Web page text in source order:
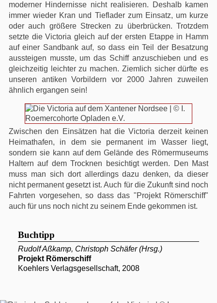
moderner Hindernisse nicht realisieren. Deshalb kamen
immer wieder Kran und Tieflader zum Einsatz, um kurze
oder auch größere Strecken zu überbrücken. Trotzdem
setzte die Victoria gleich auf der ersten Etappe in Hamm
auf einer Sandbank auf, so dass ein Teil der Besatzung
aussteigen musste, um das Schiff anzuschieben und es
gleichzeitig leichter zu machen. Ziemlich sicher dürfte es
unseren antiken Vorbildern vor 2000 Jahren zuweilen
ähnlich ergangen sein!
Zwischen den Einsätzen hat die Victoria derzeit keinen
Heimathafen, in dem sie permanent im Wasser liegt,
sondern sie kann auf dem Gelände des Römermuseums
Haltern auf dem Trocknen besichtigt werden. Den Mast
muss man sich dort allerdings dazu denken, da dieser
nicht permanent gesetzt ist. Auch für die Zukunft sind noch
Fahrten vorgesehen, so dass das "Projekt Römerschiff"
auch für uns noch nicht zu seinem Ende gekommen ist.
Buchtipp
Rudolf Aßkamp, Christoph Schäfer (Hrsg.)
Projekt Römerschiff
Koehlers Verlagsgesellschaft, 2008